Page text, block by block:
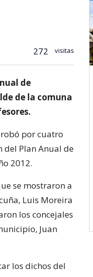
272 visitas
de
de la comuna
por cuatro
del Plan Anual de
2012.
se mostraron a
Luis Moreira
los concejales
Juan
los dichos del